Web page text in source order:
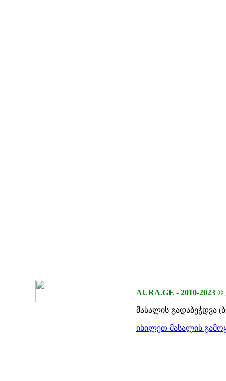
AURA.GE - 2010-2023 ©
მასალის გადაბეჭდვა
იხილეთ მასალის